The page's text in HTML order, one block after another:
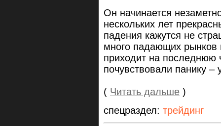
Он начинается
нескольких лет
падения кажутся не
много падающих рынков
приходит на последнюю
почувствовали панику –
( Читать дальше )
спецраздел: трейдинг